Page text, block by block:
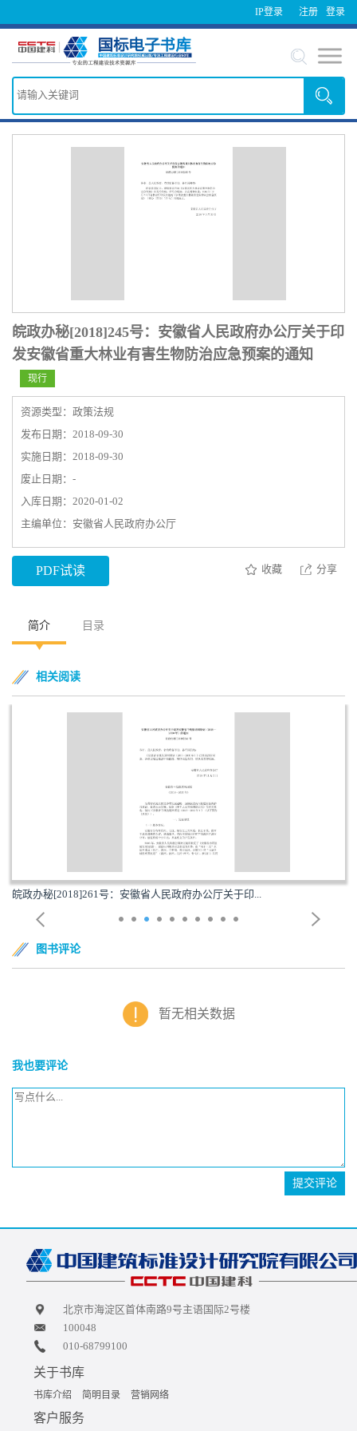
IP登录 登录
注册
皖政办秘[2018]245号：安徽省人民政府办公厅关于印
发安徽省重大林业有害生物防治应急预案的通知
现行
资源类型：政策法规
发布日期：2018-09-30
实施日期：2018-09-30
废止日期：-
入库日期：2020-01-02
主编单位：安徽省人民政府办公厅
PDF试读 收藏 分享
简介 目录
相关阅读
皖政办秘[2018]261号：安徽省人民政府办公厅关于印...
图书评论
暂无相关数据
我也要评论
提交评论
北京市海淀区首体南路9号主语国际2号楼
100048
010-68799100
关于书库
书库介绍 简明目录 营销网络
客户服务